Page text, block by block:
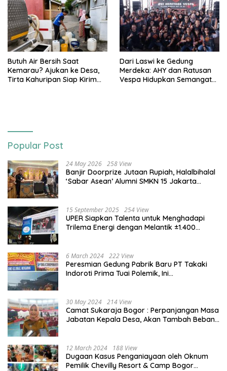
Butuh Air Bersih Saat
Kemarau? Ajukan ke Desa,
Tirta Kahuripan Siap Kirim
Dari Laswi ke Gedung
Merdeka: AHY dan Ratusan
Vespa Hidupkan Semangat
Popular Post
24 May 2026 258 View
Banjir Doorprize Jutaan Rupiah, Halalbihalal
‘Sabar Asean’ Alumni SMKN 15 Jakarta
15 September 2025 254 View
UPER Siapkan Talenta untuk Menghadapi
Trilema Energi dengan Melantik ±1.400
6 March 2024 222 View
Peresmian Gedung Pabrik Baru PT Takaki
Indoroti Prima Tuai Polemik, Ini
30 May 2024 214 View
Camat Sukaraja Bogor : Perpanjangan Masa
Jabatan Kepala Desa, Akan Tambah Beban
12 March 2024 188 View
Dugaan Kasus Penganiayaan oleh Oknum
Pemilik Chevilly Resort & Camp Bogor